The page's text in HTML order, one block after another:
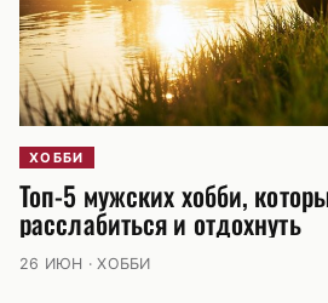
ХОББИ
Топ-5 мужских хобби,
расслабиться и отдохнуть
26 ИЮН · ХОББИ